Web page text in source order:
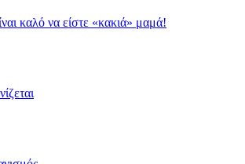
καλό να είστε «κακιά» μαμά!